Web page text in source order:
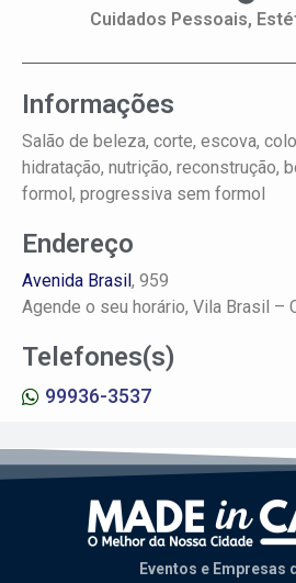
Cuidados Pessoais,
Informações
Salão de beleza, corte, escova,
hidratação, nutrição, reconstrução,
formol, progressiva sem formol
Endereço
Avenida Brasil, 959
Agende o seu horário, Vila Brasil –
Telefones(s)
99936-3537
Eventos e Empresas